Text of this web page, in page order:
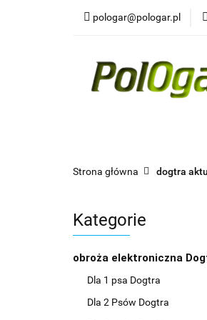
pologar@pologar.pl
Strona główna dogtra
Kategorie
obroża elektroniczna
Dla 1 psa Dogtra
Dla 2 Psów Dogtra